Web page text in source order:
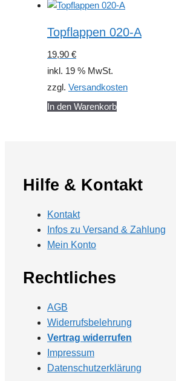
Topflappen 020-A
19,90 €
inkl. 19 % MwSt.
zzgl. Versandkosten
In den Warenkorb
Hilfe & Kontakt
Kontakt
Infos zu Versand & Zahlung
Mein Konto
Rechtliches
AGB
Widerrufsbelehrung
Vertrag widerrufen
Impressum
Datenschutzerklärung